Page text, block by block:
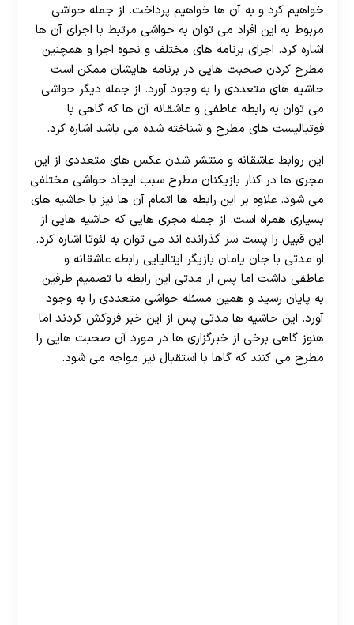
خواهیم کرد و به آن ها خواهیم پرداخت. از جمله حواشی
مربوط به این افراد می توان به حواشی مرتبط با اجرای آن ها
اشاره کرد. اجرای برنامه های مختلف و نحوه اجرا و همچنین
مطرح کردن صحبت هایی در برنامه هايشان ممکن است
حاشیه های متعددی را به وجود آورد. از جمله دیگر حواشی
می توان به رابطه عاطفی و عاشقانه آن ها که گاهی با
فوتبالیست های مطرح و شناخته شده می باشد اشاره کرد.
این روابط عاشقانه و منتشر شدن عکس های متعددی از این
مجری ها در کنار بازیکنان مطرح سبب ایجاد حواشی مختلفی
می شود. علاوه بر این رابطه ها اتمام آن ها نیز با حاشیه های
بسیاری همراه است. از جمله مجری هایی که حاشیه هایی از
این قبیل را پست سر گذرانده اند می توان به لئوتا اشاره کرد.
او مدتی با جان یامان بازیگر ایتالیایی رابطه عاشقانه و
عاطفی داشت اما پس از مدتی این رابطه با تصميم طرفین
به پایان رسید و همین مسئله حواشی متعددی را به وجود
آورد. این حاشیه ها مدتی پس از این خبر فروکش کردند اما
هنوز گاهی برخی از خبرگزاری ها در مورد آن صحبت هایی را
مطرح می کنند که گاها با استقبال نیز مواجه می شود.